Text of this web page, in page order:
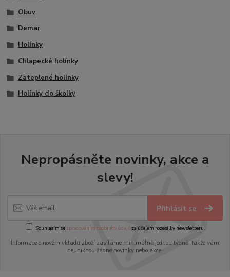
Obuv
Demar
Holínky
Chlapecké holínky
Zateplené holínky
Holínky do školky
Nepropásněte novinky, akce a
slevy!
Přihlásit se
Souhlasím se zpracováním osobních údajůza účelem rozesílky newsletteru.
Informace o novém vkladu zboží zasíláme minimálně jednou týdně, takže vám
neuniknou žádné novinky nebo akce.